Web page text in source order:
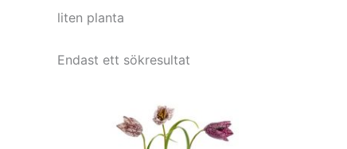
liten planta
Endast ett sökresultat